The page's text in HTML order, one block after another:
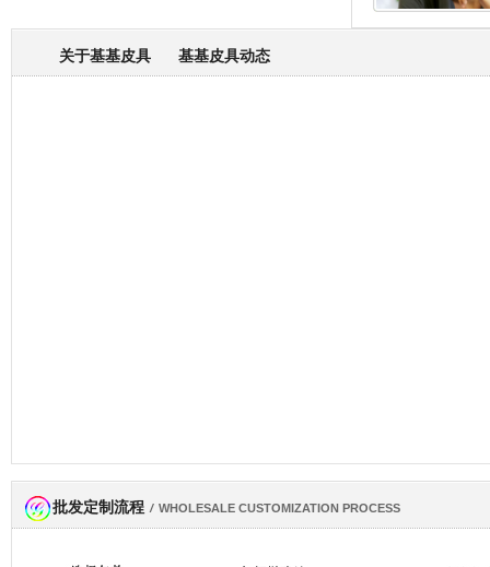
网商会会员
关于基基皮具 基基皮具动态
批发定制流程 / WHOLESALE CUSTOMIZATION PROCESS